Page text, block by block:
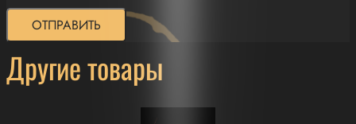
ОТПРАВИТЬ
Другие товары